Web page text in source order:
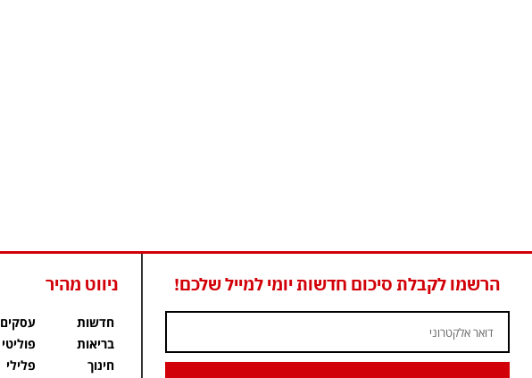
הרשמו לקבלת סיכום חדשות יומי למייל שלכם! ניווט מהיר
חדשות
בריאות
חינוך
עסקים
פוליטי
פלילי